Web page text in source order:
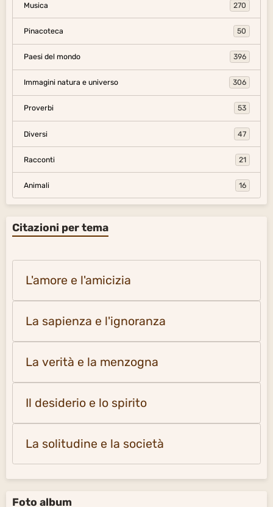
Musica 270
Pinacoteca 50
Paesi del mondo 396
Immagini natura e universo 306
Proverbi 53
Diversi 47
Racconti 21
Animali 16
Citazioni per tema
L'amore e l'amicizia
La sapienza e l'ignoranza
La verità e la menzogna
Il desiderio e lo spirito
La solitudine e la società
Foto album